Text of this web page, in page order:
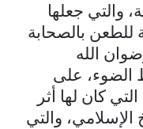
والتي جعلها
للطعن بالصحابة
الله
الضوء، على
كان لها أثر
الإسلامي، والتي